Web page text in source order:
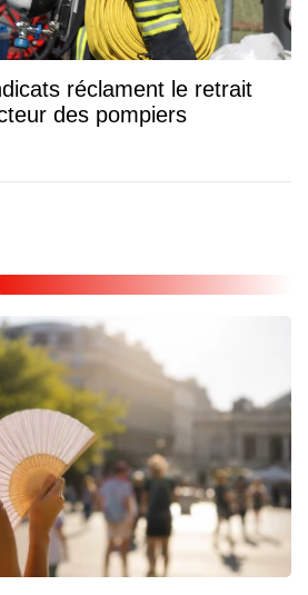
réclament le retrait
des pompiers